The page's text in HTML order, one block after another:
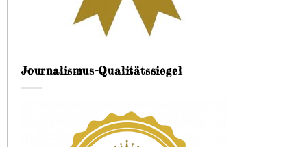
Journalismus-Qualitätssiegel